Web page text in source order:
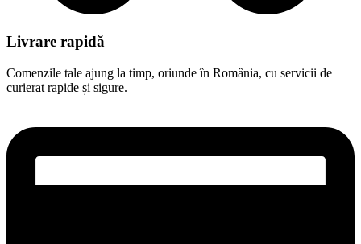
Livrare rapidă
Comenzile tale ajung la timp, oriunde în România, cu servicii de
curierat rapide și sigure.